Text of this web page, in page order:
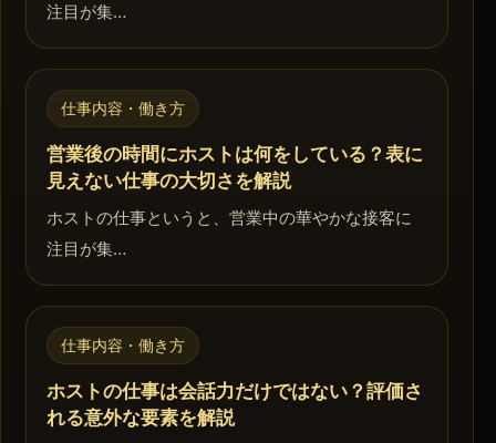
注目が集…
仕事内容・働き方
営業後の時間にホストは何をしている？表に
見えない仕事の大切さを解説
ホストの仕事というと、営業中の華やかな接客に
注目が集…
仕事内容・働き方
ホストの仕事は会話力だけではない？評価さ
れる意外な要素を解説